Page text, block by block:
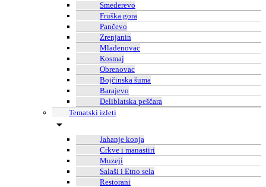
Smederevo
Fruška gora
Pančevo
Zrenjanin
Mladenovac
Kosmaj
Obrenovac
Bojčinska šuma
Barajevo
Deliblatska peščara
Tematski izleti
Jahanje konja
Crkve i manastiri
Muzeji
Salaši i Etno sela
Restorani